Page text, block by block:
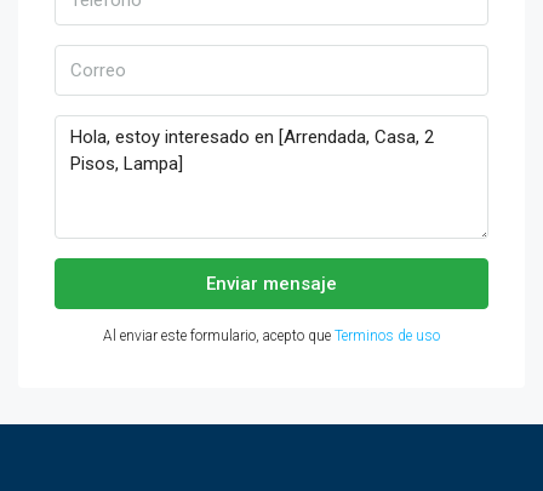
Enviar mensaje
Al enviar este formulario, acepto que Terminos de uso